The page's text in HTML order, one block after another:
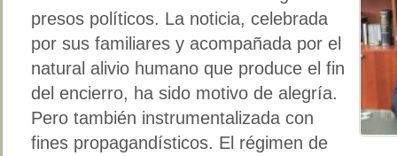
presos políticos. La noticia, celebrada
por sus familiares y acompañada por el
natural alivio humano que produce el fin
del encierro, ha sido motivo de alegría.
Pero también instrumentalizada con
fines propagandísticos. El régimen de